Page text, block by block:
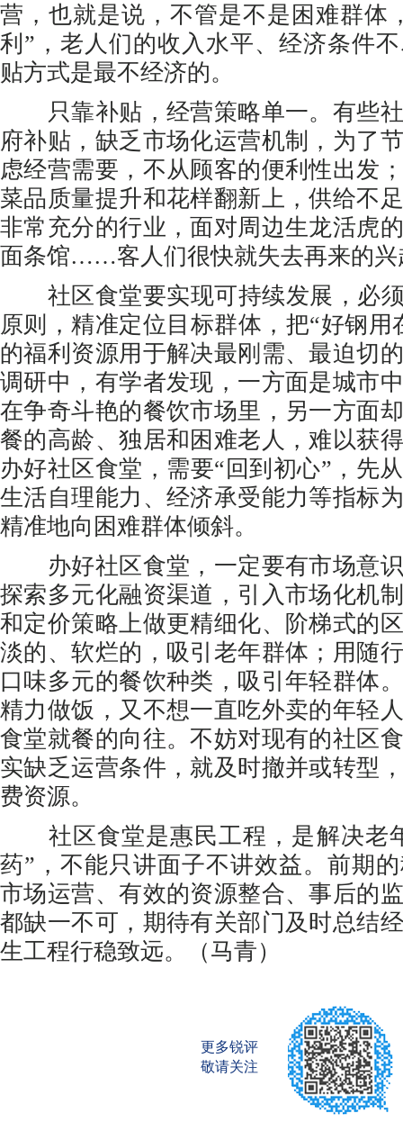
营，也就是说，不管是不是困难群体
利”，老人们的收入水平、经济条件
贴方式是最不经济的。
只靠补贴，经营策略单一。有些社
府补贴，缺乏市场化运营机制，为了
虑经营需要，不从顾客的便利性出发
菜品质量提升和花样翻新上，供给不
非常充分的行业，面对周边生龙活虎
面条馆……客人们很快就失去再来的兴
社区食堂要实现可持续发展，必须
原则，精准定位目标群体，把“好钢用
的福利资源用于解决最刚需、最迫切
调研中，有学者发现，一方面是城市
在争奇斗艳的餐饮市场里，另一方面
餐的高龄、独居和困难老人，难以获
办好社区食堂，需要“回到初心”，先
生活自理能力、经济承受能力等指标
精准地向困难群体倾斜。
办好社区食堂，一定要有市场意识
探索多元化融资渠道，引入市场化机
和定价策略上做更精细化、阶梯式的
淡的、软烂的，吸引老年群体；用随
口味多元的餐饮种类，吸引年轻群体
精力做饭，又不想一直吃外卖的年轻
食堂就餐的向往。不妨对现有的社区
实缺乏运营条件，就及时撤并或转型
费资源。
社区食堂是惠民工程，是解决老
药”，不能只讲面子不讲效益。前期
市场运营、有效的资源整合、事后的
都缺一不可，期待有关部门及时总结
生工程行稳致远。（马青）
更多锐评
敬请关注